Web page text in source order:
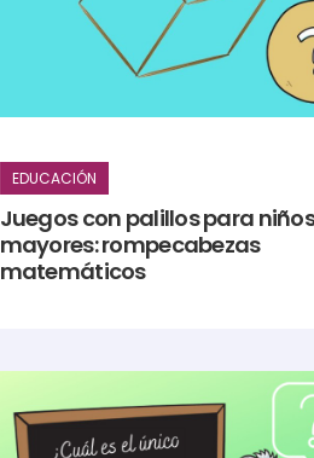
EDUCACIÓN
Juegos con palillos para
mayores: rompecabezas
matemáticos